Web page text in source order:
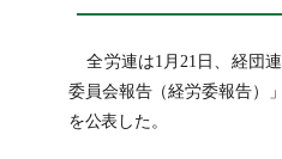
全労連は1月21日、経団
委員会報告（経労委報告）
を公表した。